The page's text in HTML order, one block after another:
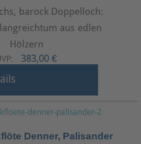
barock Doppelloch:
aus edlen
Hölzern
383,00 €
Denner, Palisander